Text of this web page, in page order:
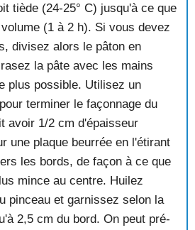
tiède (24-25° C) jusqu'à ce que
(1 à 2 h). Si vous devez
divisez alors le pâton en
la pâte avec les mains
plus possible. Utilisez un
terminer le façonnage du
avoir 1/2 cm d'épaisseur
une plaque beurrée en l'étirant
les bords, de façon à ce que
mince au centre. Huilez
pinceau et garnissez selon la
2,5 cm du bord. On peut pré-